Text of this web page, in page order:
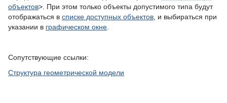
объектов>. При этом только объекты допустимого типа будут
отображаться в списке доступных объектов , и выбираться при
указании в графическом окне
Сопутствующие ссылки:
Структура геометрической модели